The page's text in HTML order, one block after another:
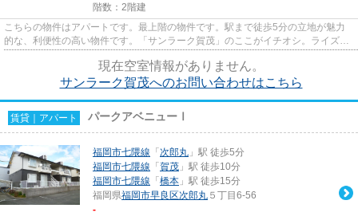
階数：2階建
こちらの物件はアパートです。最上階の物件です。駅まで徒歩5分の立地が魅力
的な、利便性の高い物件です。「サンラーク賀茂」のここがイチオシ。ライズエ
現在空室情報がありません。
サンラーク賀茂へのお問い合わせはこちら
賃貸｜アパート パークアベニューⅠ
福岡市七隈線 「 次郎丸 」駅 徒歩5分
福岡市七隈線 「 賀茂 」駅 徒歩10分
福岡市七隈線 「 橋本 」駅 徒歩15分
福岡県福岡市早良区次郎丸 ５丁目6-56
-